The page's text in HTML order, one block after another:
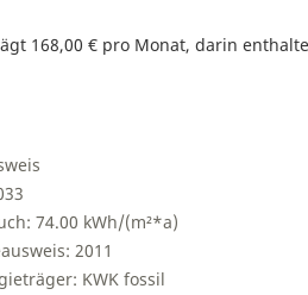
168,00 € pro Monat, darin
74.00 kWh/(m²*a)
2011
KWK fossil